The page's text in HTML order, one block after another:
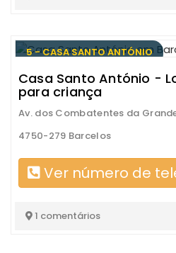
5 - CASA SANTO ANTÓNIO
Casa Santo António -
para criança
Av. dos Combatentes da
4750-279 Barcelos
Ver número de
1 comentários